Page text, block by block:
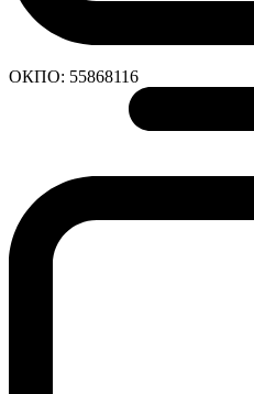
ОКПО: 55868116